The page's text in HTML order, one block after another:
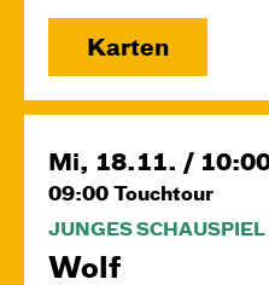
Karten
Mi, 18.11. /
09:00 Touchtour
JUNGES SCHAUSPIEL
Wolf